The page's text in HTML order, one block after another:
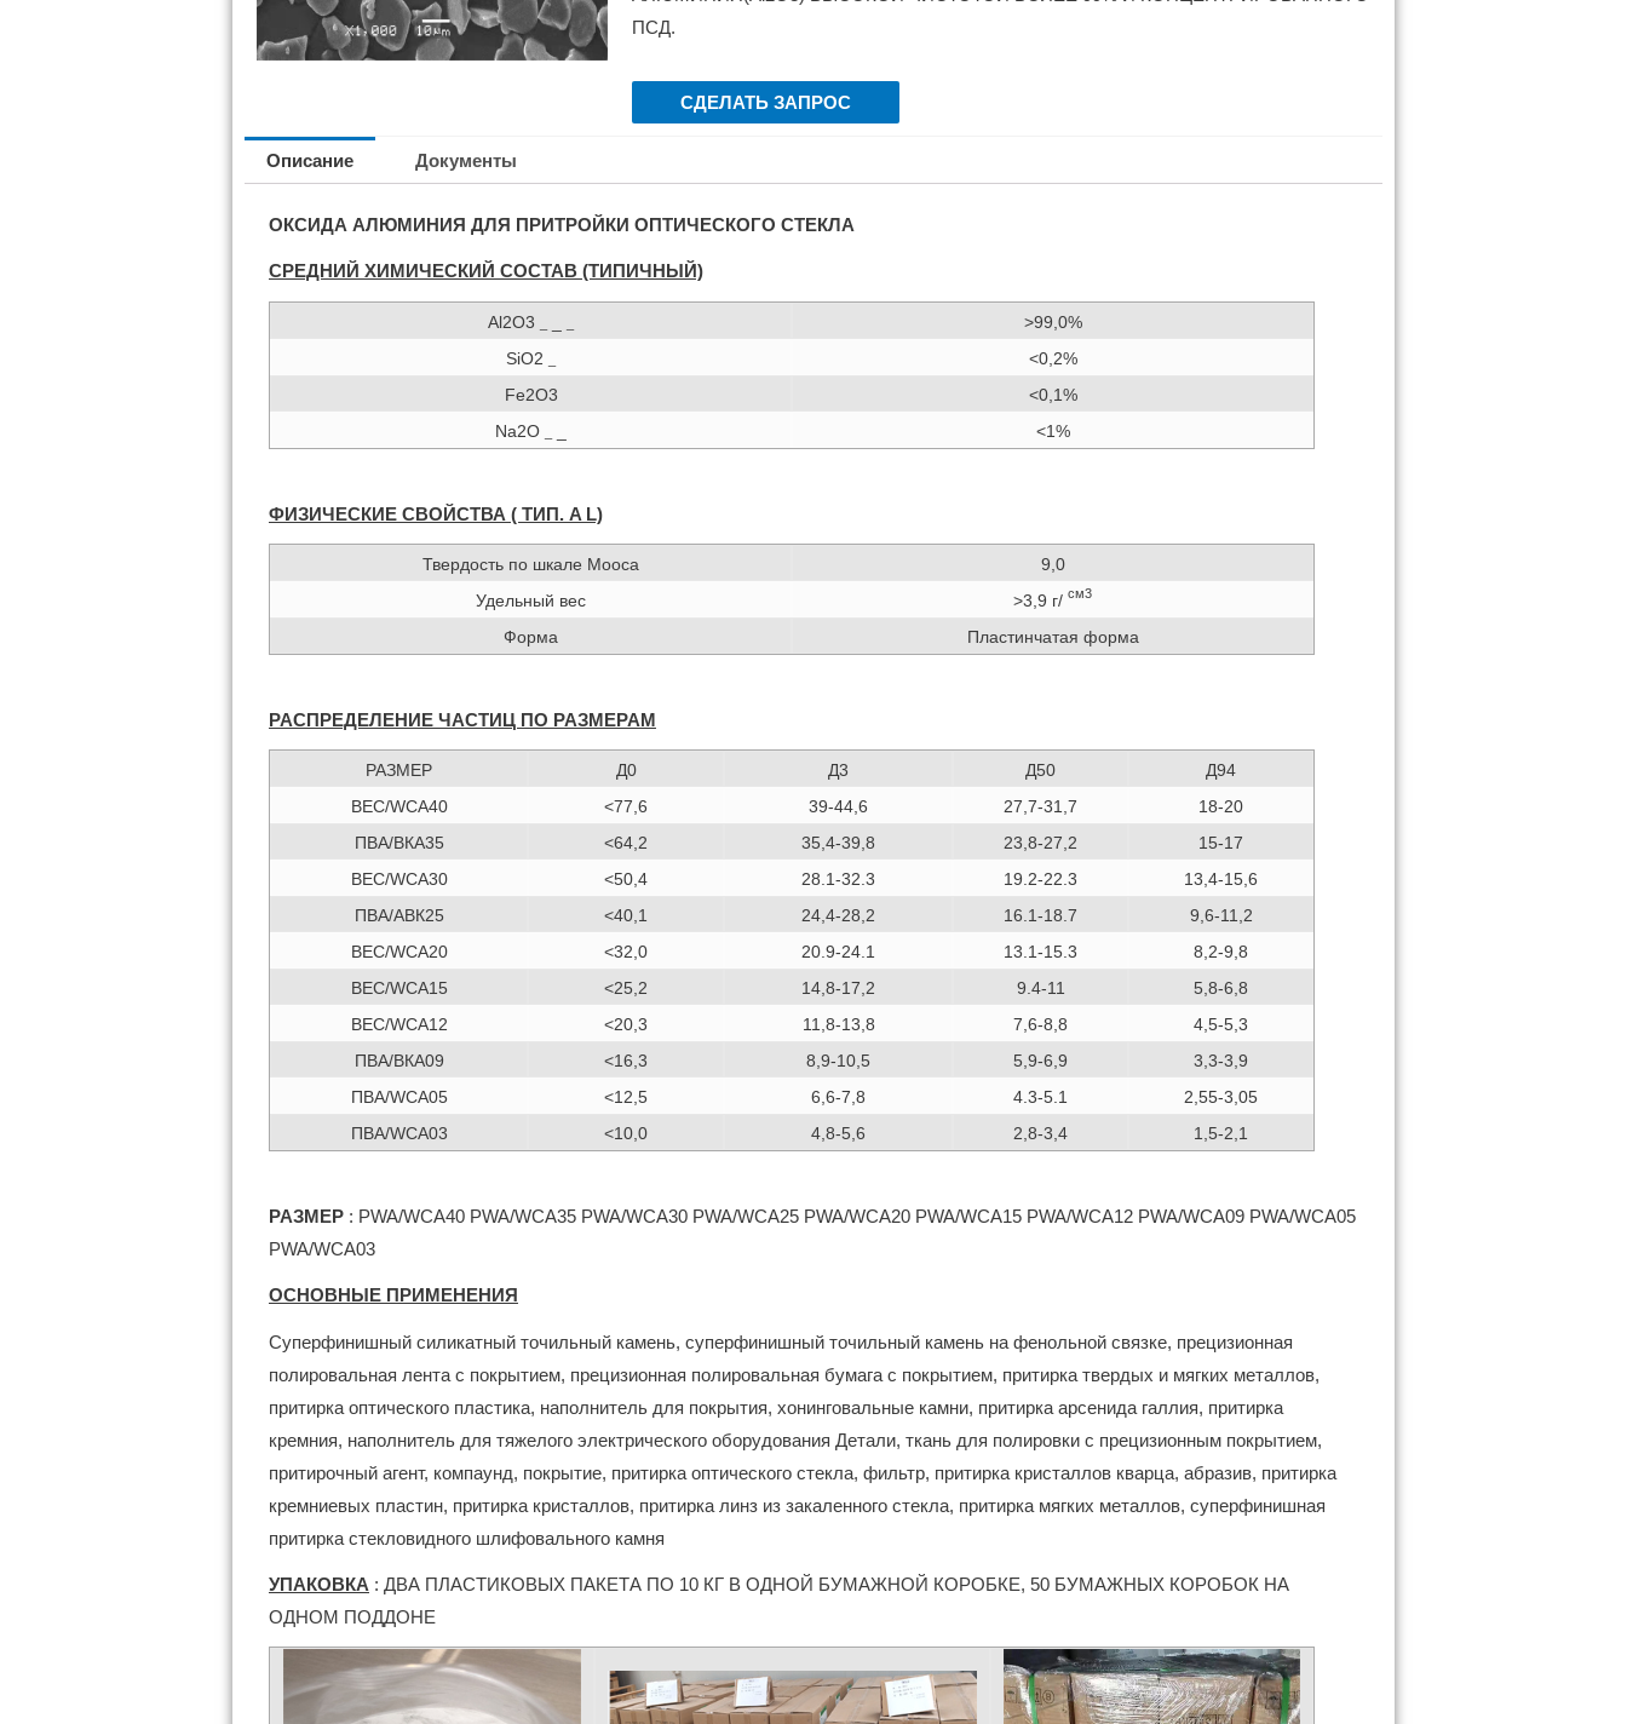
ПСД.
СДЕЛАТЬ ЗАПРОС
Описание Документы
ОКСИДА АЛЮМИНИЯ ДЛЯ ПРИТРОЙКИ ОПТИЧЕСКОГО СТЕКЛА
СРЕДНИЙ ХИМИЧЕСКИЙ СОСТАВ (ТИПИЧНЫЙ)
Al2O3
>99,0%
SiO2
<0,2%
Fe2O3
<0,1%
Na2O
<1%
ФИЗИЧЕСКИЕ СВОЙСТВА ( ТИП. A L)
Твердость по шкале Мооса
9,0
Удельный вес
>3,9 г/ см3
Форма Пластинчатая форма
РАСПРЕДЕЛЕНИЕ ЧАСТИЦ ПО РАЗМЕРАМ
РАЗМЕР Д0 Д3 Д50
Д94
ВЕС/WCA40
<77,6 39-44,6 27,7-31,7
18-20
ПВА/ВКА35
<64,2 35,4-39,8 23,8-27,2
15-17
ВЕС/WCA30
<50,4 28.1-32.3 19.2-22.3
13,4-15,6
ПВА/АВК25
<40,1 24,4-28,2 16.1-18.7
9,6-11,2
ВЕС/WCA20
<32,0 20.9-24.1 13.1-15.3
8,2-9,8
ВЕС/WCA15
<25,2 14,8-17,2 9.4-11
5,8-6,8
ВЕС/WCA12
<20,3 11,8-13,8 7,6-8,8
4,5-5,3
ПВА/ВКА09
<16,3 8,9-10,5 5,9-6,9
3,3-3,9
ПВА/WCA05
<12,5 6,6-7,8 4.3-5.1
2,55-3,05
ПВА/WCA03
<10,0 4,8-5,6 2,8-3,4 1,5-2,1
РАЗМЕР : PWA/WCA40 PWA/WCA35 PWA/WCA30 PWA/WCA25 PWA/WCA20 PWA/WCA15 PWA/WCA12 PWA/WCA09 PWA/WCA05
PWA/WCA03
ОСНОВНЫЕ ПРИМЕНЕНИЯ
Суперфинишный силикатный точильный камень, суперфинишный точильный камень на фенольной связке, прецизионная
полировальная лента с покрытием, прецизионная полировальная бумага с покрытием, притирка твердых и мягких металлов,
притирка оптического пластика, наполнитель для покрытия, хонинговальные камни, притирка арсенида галлия, притирка
кремния, наполнитель для тяжелого электрического оборудования Детали, ткань для полировки с прецизионным покрытием,
притирочный агент, компаунд, покрытие, притирка оптического стекла, фильтр, притирка кристаллов кварца, абразив, притирка
кремниевых пластин, притирка кристаллов, притирка линз из закаленного стекла, притирка мягких металлов, суперфинишная
притирка стекловидного шлифовального камня
УПАКОВКА : ДВА ПЛАСТИКОВЫХ ПАКЕТА ПО 10 КГ В ОДНОЙ БУМАЖНОЙ КОРОБКЕ, 50 БУМАЖНЫХ КОРОБОК НА
ОДНОМ ПОДДОНЕ